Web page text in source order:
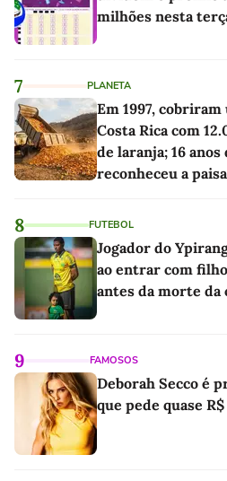
milhões nesta
7 PLANETA
Em 1997,
Costa Rica com
de laranja; 16
reconheceu a
8 FUTEBOL
Jogador do
ao entrar com
antes da morte da
9 FAMOSOS
Deborah Secco é
que pede quase